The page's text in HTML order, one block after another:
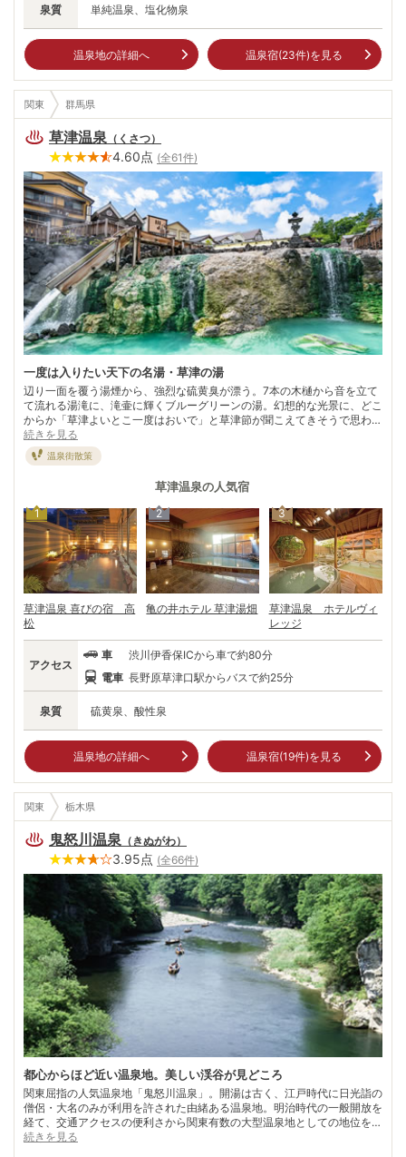
泉質 単純温泉、塩化物泉
温泉地の詳細へ 温泉宿(23件)を見る
関東 群馬県
草津温泉 （ くさつ）
4.60点 (全61件)
一度は入りたい天下の名湯・草津の湯
辺り一面を覆う湯煙から、強烈な硫黄臭が漂う。7本の木樋から音を立て
て流れる湯滝に、滝壷に輝くブルーグリーンの湯。幻想的な光景に、どこ
からか「草津よいとこ一度はおいで」と草津節が聞こえてきそうで思わず
心が躍る。 「天下の名湯」「日本三名湯」の肩書きに応える草津の姿
が、湯畑にはある。草津独特の入浴法が“時間湯”。草津節に合わせて大き
な板を使った湯もみで湯を冷ました後、湯長の号令でいっせいに3分間だ
湯もみは、「熱乃湯」で見学可。
続きを見る
温泉街散策
草津温泉の人気宿
1
草津温泉 喜びの宿 高
松
2
亀の井ホテル 草津湯畑
3
草津温泉 ホテルヴィ
レッジ
泉質 硫黄泉、酸性泉
アクセス
車
渋川伊香保ICから車で約80分
電車 長野原草津口駅からバスで約25分
温泉地の詳細へ 温泉宿(19件)を見る
関東 栃木県
鬼怒川温泉 （ きぬがわ）
3.95点 (全66件)
都心からほど近い温泉地。美しい渓谷が見どころ
関東屈指の人気温泉地「鬼怒川温泉」。開湯は古く、江戸時代に日光詣の
僧侶・大名のみが利用を許された由緒ある温泉地。明治時代の一般開放を
経て、交通アクセスの便利さから関東有数の大型温泉地としての地位を確
立。 周辺一帯が日光国立公園に指定されている鬼怒川の上流に広がり、
続きを見る